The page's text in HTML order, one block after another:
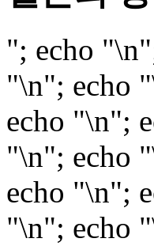
"; echo
"\n"; echo
echo "\n";
"\n"; echo
echo "\n";
"\n"; echo